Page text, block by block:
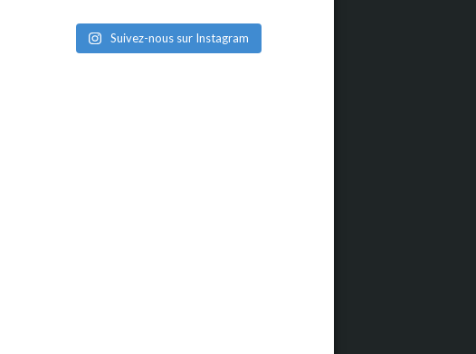
Suivez-nous sur Instagram